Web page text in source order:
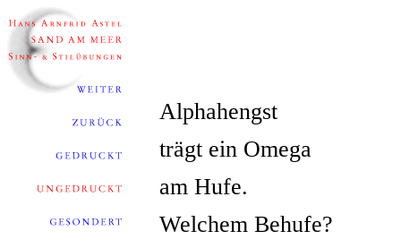
Alphahengst
trägt ein Omega
am Hufe.
Welchem Behufe?